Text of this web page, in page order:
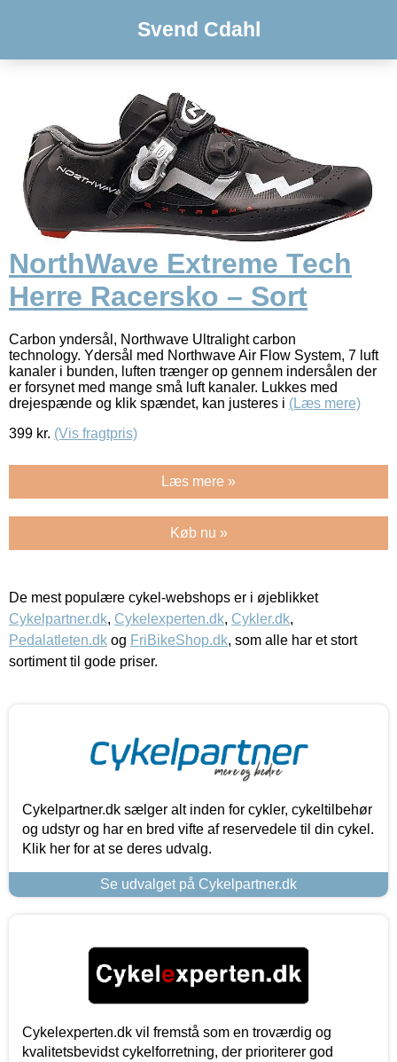
Svend Cdahl
NorthWave Extreme Tech
Herre Racersko – Sort
Carbon yndersål, Northwave Ultralight carbon
technology. Ydersål med Northwave Air Flow System, 7 luft
kanaler i bunden, luften trænger op gennem indersålen der
er forsynet med mange små luft kanaler. Lukkes med
drejespænde og klik spændet, kan justeres i (Læs mere)
399 kr. (Vis fragtpris)
Læs mere »
Køb nu »
De mest populære cykel-webshops er i øjeblikket
Cykelpartner.dk, Cykelexperten.dk, Cykler.dk,
Pedalatleten.dk og FriBikeShop.dk, som alle har et stort
sortiment til gode priser.
Cykelpartner.dk sælger alt inden for cykler, cykeltilbehør
og udstyr og har en bred vifte af reservedele til din cykel.
Klik her for at se deres udvalg.
Se udvalget på Cykelpartner.dk
Cykelexperten.dk vil fremstå som en troværdig og
kvalitetsbevidst cykelforretning, der prioriterer god